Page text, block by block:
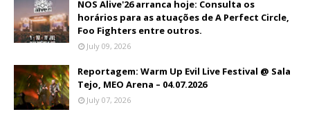
NOS Alive'26 arranca hoje: Consulta os
horários para as atuações de A Perfect Circle,
Foo Fighters entre outros.
July 09, 2026
Reportagem: Warm Up Evil Live Festival @ Sala
Tejo, MEO Arena – 04.07.2026
July 07, 2026